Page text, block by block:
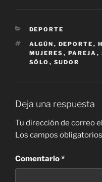
CATEGORÍAS
DEPORTE
ETIQUETAS
ALGÚN , DEPORTE ,
MUJERES , PAREJA ,
SÓLO , SUDOR
Deja una respuesta
Tu dirección de correo
Los campos
Comentario*